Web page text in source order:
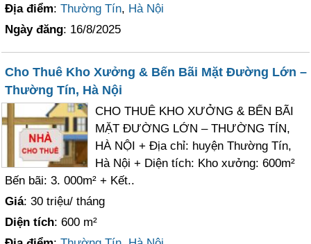
Địa điểm:Thường Tín, Hà Nội
Ngày đăng: 16/8/2025
Cho Thuê Kho Xưởng & Bến Bãi Mặt Đường Lớn –
Thường Tín, Hà Nội
CHO THUÊ KHO XƯỞNG & BẾN BÃI
MẶT ĐƯỜNG LỚN – THƯỜNG TÍN,
HÀ NỘI + Địa chỉ: huyện Thường Tín,
Hà Nội + Diện tích: Kho xưởng: 600m²
Bến bãi: 3. 000m² + Kết..
Giá: 30 triệu/ tháng
Diện tích: 600 m²